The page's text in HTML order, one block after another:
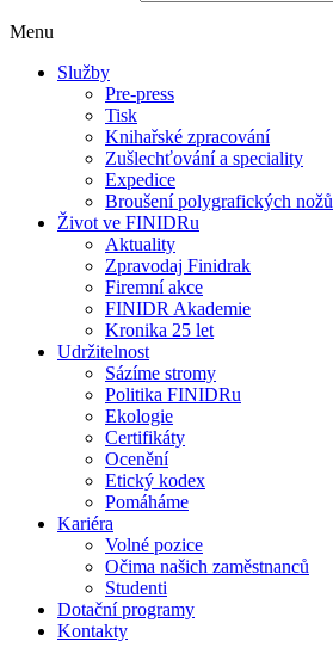
Menu
Služby
Pre-press
Tisk
Knihařské zpracování
Zušlechťování a speciality
Expedice
Broušení polygrafických nožů
Život ve FINIDRu
Aktuality
Zpravodaj Finidrak
Firemní akce
FINIDR Akademie
Kronika 25 let
Udržitelnost
Sázíme stromy
Politika FINIDRu
Ekologie
Certifikáty
Ocenění
Etický kodex
Pomáháme
Kariéra
Volné pozice
Očima našich zaměstnanců
Studenti
Dotační programy
Kontakty